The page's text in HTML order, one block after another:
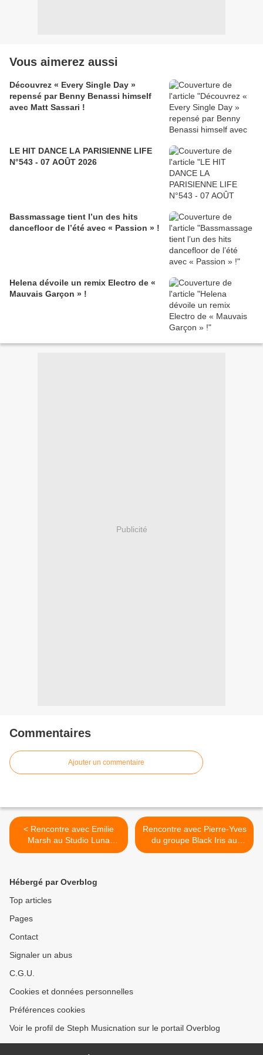
Vous aimerez aussi
Découvrez « Every Single Day »
repensé par Benny Benassi himself
avec Matt Sassari !
LE HIT DANCE LA PARISIENNE LIFE
N°543 - 07 AOÛT 2026
Bassmassage tient l’un des hits
dancefloor de l’été avec « Passion » !
Helena dévoile un remix Electro de «
Mauvais Garçon » !
Publicité
Commentaires
Ajouter un commentaire
< Rencontre avec Emilie
Marsh au Studio Luna
Rossa afin d’en apprendre
Rencontre avec Pierre-Yves
du groupe Black Iris au
Studio Luna Rossa afin d’en
Hébergé par Overblog
Top articles
Pages
Contact
Signaler un abus
C.G.U.
Cookies et données personnelles
Préférences cookies
Voir le profil de Steph Musicnation sur le portail Overblog